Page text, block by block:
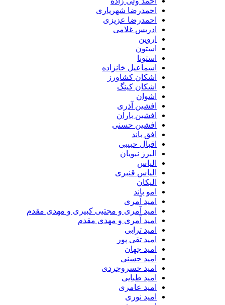
احمدرضا شهریاری
احمدرضا عزیزی
ادریس غلامی
اروین
استون
استونا
اسماعیل خانزاده
اشکان کشاورز
اشکان کینگ
اشوان
افشین آذری
افشین باران
افشین حسنی
افق باند
اقبال حبیبی
البرز نبویان
الیاس
الیاس قنبرى
الیکان
امو باند
امید آمری
امید آمری و مجتبی کبیری و مهدى مقدم
امید آمری و مهدی مقدم
امید ترابی
امید تقی پور
امید جهان
امید حسنی
امید خسروجردی
امید طبایی
امید عامری
امید نوری